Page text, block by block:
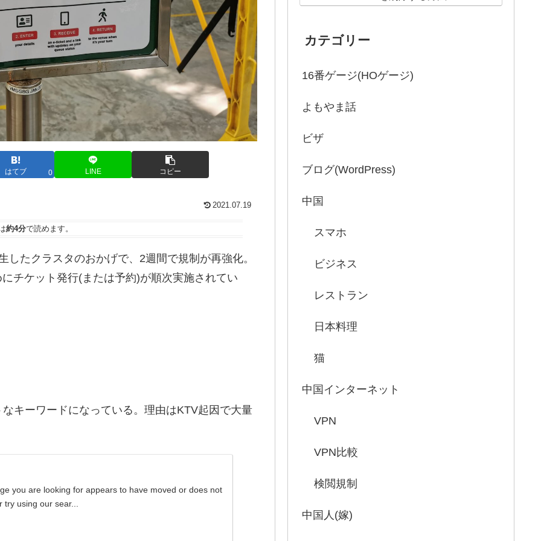
はてブ 0 LINE コピー
2021.07.19
約4分で読めます。
たクラスタのおかげで、2週間で規制が再強化。
チケット発行(または予約)が順次実施されてい
キーワードになっている。理由はKTV起因で大量
you are looking for appears to have moved or does not
using our sear...
カテゴリー
16番ゲージ(HOゲージ)
よもやま話
ビザ
ブログ(WordPress)
中国
スマホ
ビジネス
レストラン
日本料理
猫
中国インターネット
VPN
VPN比較
検閲規制
中国人(嫁)